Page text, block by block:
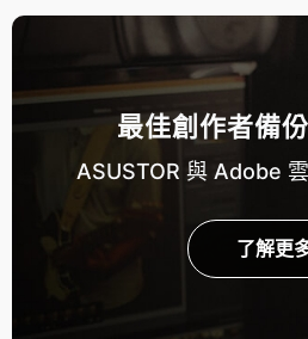
最佳創作者備
ASUSTOR 與 Adobe
了解更